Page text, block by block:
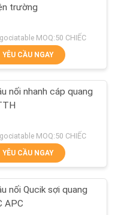
ONU
143
trường
MOQ:50 CHIẾC
YÊU CẦU NGAY
nối nhanh cáp quang
MOQ:50 CHIẾC
YÊU CẦU NGAY
nối Qucik sợi quang
APC